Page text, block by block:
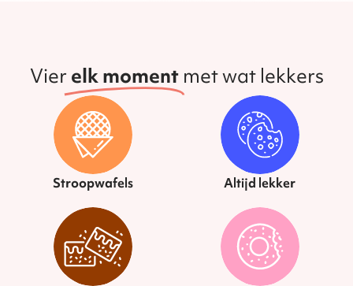
Vier elk moment met wat lekkers
Stroopwafels Altijd lekker